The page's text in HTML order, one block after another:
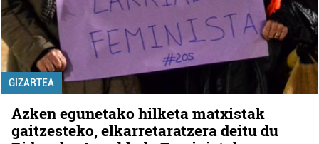
GIZARTEA
Azken egunetako hilketa matxistak
gaitzesteko, elkarretaratzera deitu du